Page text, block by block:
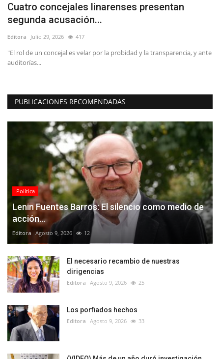
Cuatro concejales linarenses presentan
segunda acusación...
Editora Julio 29, 2026 417
"El rol de un concejal es velar por la probidad y la transparencia, y ante
auditorías...
PUBLICACIONES RECOMENDADAS
Política
Lenin Fuentes Barros: El silencio como medio de
acción...
Editora Agosto 9, 2026 12
El necesario recambio de nuestras
dirigencias
Editora Agosto 9, 2026 25
Los porfiados hechos
Editora Agosto 9, 2026 33